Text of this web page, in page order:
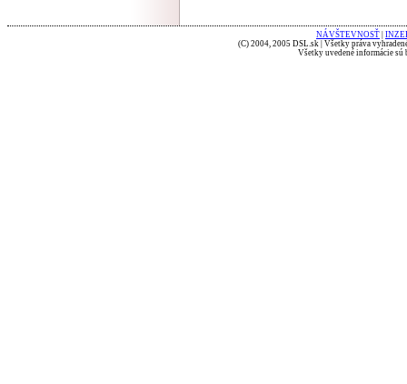
NÁVŠTEVNOSŤ
(C) 2004, 2005 DSL.sk | Všetky práva
Všetky uvedené informácie sú